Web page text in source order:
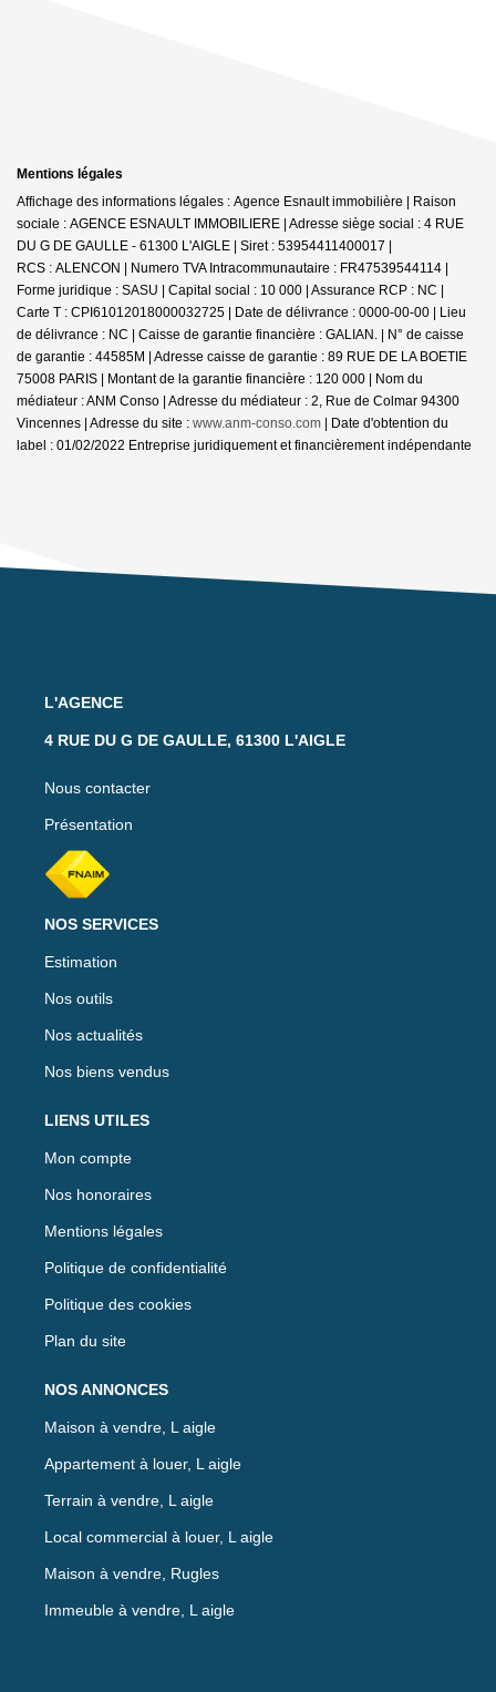
Mentions légales
Affichage des informations légales : Agence Esnault immobilière | Raison
sociale : AGENCE ESNAULT IMMOBILIERE | Adresse siège social : 4 RUE
DU G DE GAULLE - 61300 L'AIGLE | Siret : 53954411400017 |
RCS : ALENCON | Numero TVA Intracommunautaire : FR47539544114 |
Forme juridique : SASU | Capital social : 10 000 | Assurance RCP : NC |
Carte T : CPI61012018000032725 | Date de délivrance : 0000-00-00 | Lieu
de délivrance : NC | Caisse de garantie financière : GALIAN. | N° de caisse
de garantie : 44585M | Adresse caisse de garantie : 89 RUE DE LA BOETIE
75008 PARIS | Montant de la garantie financière : 120 000 | Nom du
médiateur : ANM Conso | Adresse du médiateur : 2, Rue de Colmar 94300
Vincennes | Adresse du site : www.anm-conso.com | Date d'obtention du
label : 01/02/2022 Entreprise juridiquement et financièrement indépendante
L'AGENCE
4 RUE DU G DE GAULLE, 61300 L'AIGLE
Nous contacter
Présentation
NOS SERVICES
Estimation
Nos outils
Nos actualités
Nos biens vendus
LIENS UTILES
Mon compte
Nos honoraires
Mentions légales
Politique de confidentialité
Politique des cookies
Plan du site
NOS ANNONCES
Maison à vendre, L aigle
Appartement à louer, L aigle
Terrain à vendre, L aigle
Local commercial à louer, L aigle
Maison à vendre, Rugles
Immeuble à vendre, L aigle